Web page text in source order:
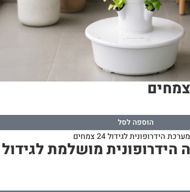
הוספה לסל